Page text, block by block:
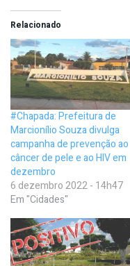
Relacionado
#Chapada: Prefeitura de
Marcionílio Souza divulga
campanha de prevenção ao
câncer de pele e ao HIV em
dezembro
6 dezembro 2022 - 14h47
Em "Cidades"